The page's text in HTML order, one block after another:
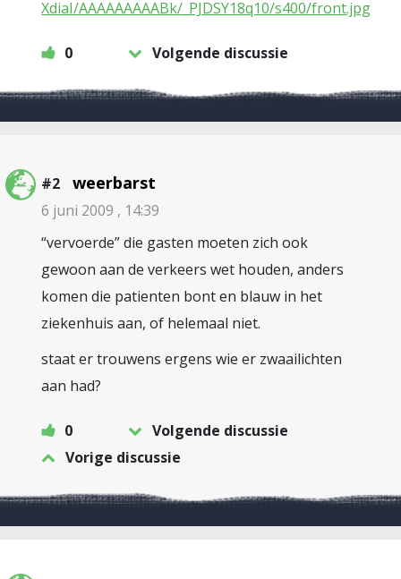
XdiaI/AAAAAAAAABk/_PJDSY18q10/s400/front.jpg
0 Volgende discussie
#2 weerbarst
6 juni 2009 , 14:39
“vervoerde” die gasten moeten zich ook
gewoon aan de verkeers wet houden, anders
komen die patienten bont en blauw in het
ziekenhuis aan, of helemaal niet.
staat er trouwens ergens wie er zwaailichten
aan had?
0
Volgende discussie
Vorige discussie